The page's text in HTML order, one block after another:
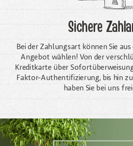
Sichere
Bei der Zahlungsart können Sie
Angebot wählen! Von der
Kreditkarte über
Faktor-Authentifizierung, bis hin
haben Sie bei uns